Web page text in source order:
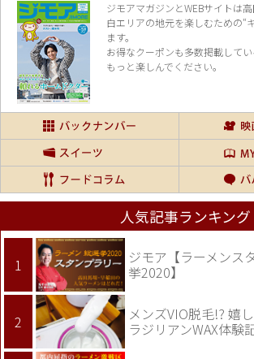
ジモアマガジンとWEBサイトは
白エリアの地元を楽しむための“
ます。
お得なクーポンも多数掲載してい
もっと楽しんでください。
人気記事ランキング
ジモア【ラーメンス
挙2020】
メンズVIO脱毛!? 嬉
ラジリアンWAX体験